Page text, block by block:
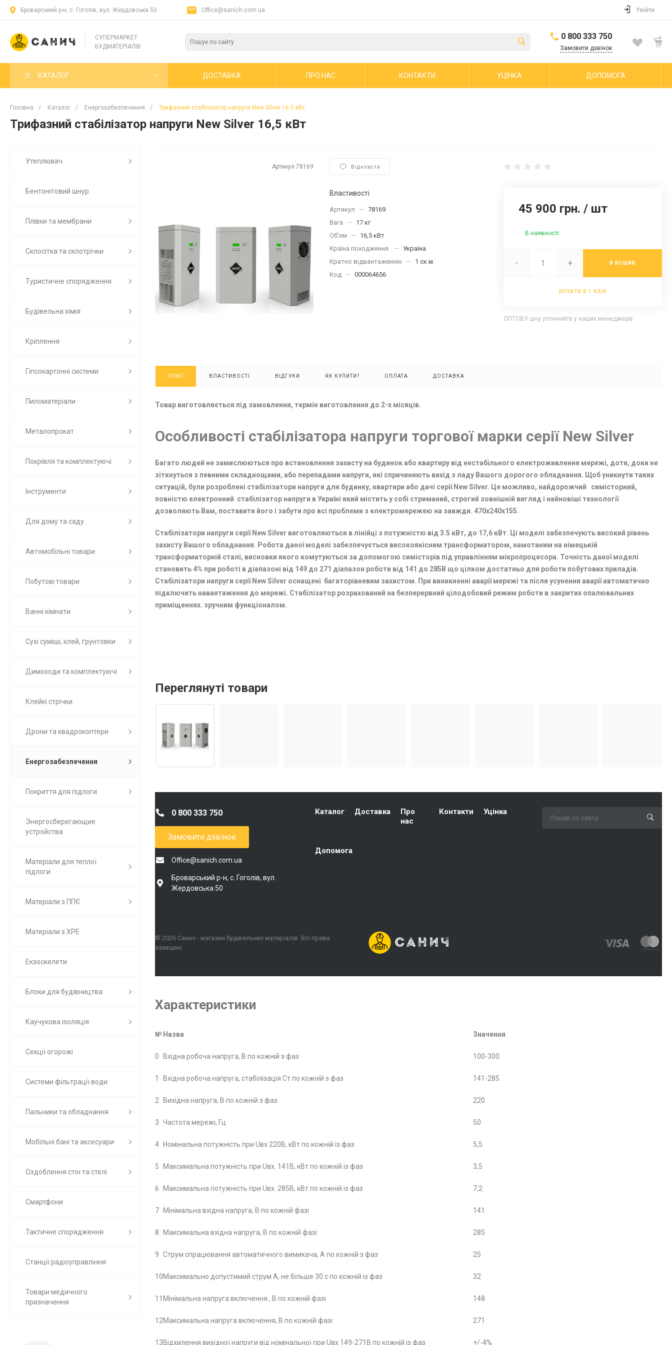
Броварський р-н, с. Гоголів, вул. Жердовська 50 Office@sanich.com.ua Увійти
СУПЕРМАРКЕТ
БУДМАТЕРІАЛІВ
0 800 333 750
Замовити дзвінок
КАТАЛОГ ДОСТАВКА ПРО НАС КОНТАКТИ УЦІНКА ДОПОМОГА
Головна / Каталог / Енергозабезпечення / Трифазний стабілізатор напруги New Silver 16,5 кВт
Трифазний стабілізатор напруги New Silver 16,5 кВт
Утеплювач
Бентонітовий шнур
Плівки та мембрани
Склосітка та склотрічки
Туристичне спорядження
Будівельна хімія
Кріплення
Гіпсокартонні системи
Пиломатеріали
Металопрокат
Покрівля та комплектуючі
Інструменти
Для дому та саду
Автомобільні товари
Побутові товари
Ванні кімнати
Сухі суміші, клей, ґрунтовки
Димоходи та комплектуючі
Клейкі стрічки
Дрони та квадрокоптери
Енергозабезпечення
Покриття для підлоги
Энергосберегающие
устройства
Матеріали для теплої
підлоги
Матеріали з ППЄ
Матеріали з ХРЕ
Екзоскелети
Блоки для будівництва
Каучукова ізоляція
Секції огорожі
Системи фільтрації води
Пальники та обладнання
Мобільні бані та аксесуари
Оздоблення стін та стелі
Смартфони
Тактичне спорядження
Станції радіоуправління
Товари медичного
призначення
Артикул 78169 Відкласти
Властивості
Артикул — 78169
Вага
—
17 кг
Об'єм
—
16,5 кВт
Країна походження
—
Україна
Кратно відвантаженню
—
1 ск.м.
Код
— 000064656
45 900 грн. / шт
В наявності
- + В КОШИК
КУПИТИ В 1 КЛІК
ОПТОВУ ціну уточнюйте у наших менеджерів
ОПИС ВЛАСТИВОСТІ ВІДГУКИ ЯК КУПИТИ? ОПЛАТА ДОСТАВКА
Товар виготовляється під замовлення, термін виготовлення до 2-х місяців.
Особливості стабілізатора напруги торгової марки серії New Silver
Багато людей не замислюються про встановлення захисту на будинок або квартиру від нестабільного електроживлення мережі, доти, доки не
зіткнуться з певними складнощами, або перепадами напруги, які спричиняють вихід з ладу Вашого дорогого обладнання. Щоб уникнути таких
ситуацій, були розроблені стабілізатори напруги для будинку, квартири або дачі серії New Silver. Це можливо, найдорожчий симісторний,
повністю електронний стабілізатор напруги в Україні який містить у собі стриманий, строгий зовнішній вигляд і найновіші технології
дозволяють Вам, поставити його і забути про всі проблеми з електромережею на завжди. 470х240х155.
Стабілізатори напруги серії New Silver виготовляються в лінійці з потужністю від 3.5 кВт, до 17,6 кВт. Ці моделі забезпечують високий рівень
захисту Вашого обладнання. Робота даної моделі забезпечується високоякісним трансформатором, намотаним на німецькій
трансформаторній сталі, висновки якого комутуються за допомогою симісторів під управлінням мікропроцесора. Точність даної моделі
становить 4% при роботі в діапазоні від 149 до 271 діапазон роботи від 141 до 285В що цілком достатньо для роботи побутових приладів.
Стабілізатори напруги серії NewSilver оснащені багаторівневим захистом. При виникненні аварії мережі та після усунення аварії автоматично
підключить навантаження до мережі. Стабілізатор розрахований на безперервний цілодобовий режим роботи в закритих опалювальних
приміщеннях. зручним функціоналом.
Переглянуті товари
0 800 333 750
Замовити дзвінок
Office@sanich.com.ua
Броварський р-н, с. Гоголів, вул.
Жердовська 50
Каталог Доставка
Про
нас
Контакти Уцінка
Допомога
© 2026 Санич - магазин будівельних матеріалів. Всі права
захищені
Характеристики
№ Назва Значення
0 Вхідна робоча напруга, В по кожній з фаз 100-300
1 Вхідна робоча напруга, стабілізація Ст по кожній з фаз 141-285
2 Вихідна напруга, В по кожній з фаз 220
3 Частота мережі, Гц 50
4 Номінальна потужність при Uвх 220В, кВт по кожній із фаз 5,5
5 Максимальна потужність при Uвх. 141В, кВт по кожній із фаз 3,5
6 Максимальна потужність при Uвх. 285В, кВт по кожній із фаз 7,2
7 Мінімальна вхідна напруга, В по кожній фазі 141
8 Максимальна вхідна напруга, В по кожній фазі 285
9 Струм спрацювання автоматичного вимикача, А по кожній з фаз 25
10Максимально допустимий струм А, не більше 30 с по кожній із фаз 32
11 Мінімальна напруга включення , В по кожній фазі 148
12Максимальна напруга включення, В по кожній фазі 271
13Відхилення вихідної напруги від номінальної при Uвх 149-271В по кожній із фаз +/-4%